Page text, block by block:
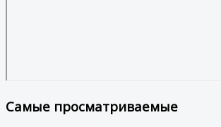
Самые просматриваемые